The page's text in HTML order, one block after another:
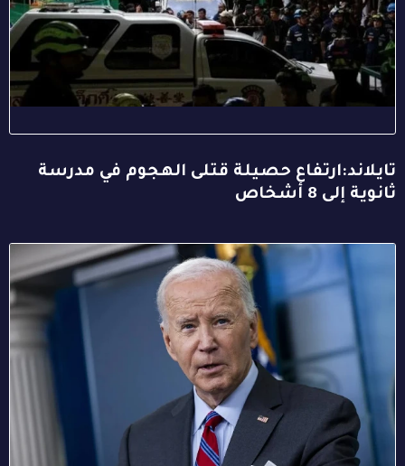
تايلاند:ارتفاع حصيلة قتلى الهجوم في مدرسة
ثانوية إلى 8 أشخاص